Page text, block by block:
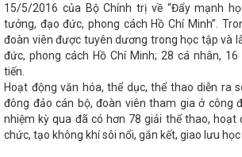
mặt
Kỳ họp thứ 34, HĐND tỉnh: Đại biểu
Không để lọt vào Trung ương người giàu bất
Quyết tâm tạo đột phá, đưa Hà Tĩnh phát
Quan tâm hoàn thiện cơ sở hạ tầng tại
Tập trung tháo gỡ vướng mắc, đẩy
với Tổng Công ty Tân cảng Sài Gòn về duy trì
DIỄN TẬP ỨNG PHÓ SỰ CỐ HÓA CHẤT
CHẤT MỎ HÀ TĨNH
Bộ Công Thương ban
tác quản lý, kiểm soát hóa chất cần kiểm
lĩnh vực công nghiệp
Hỗ trợ cơ sở
15/5/2016 của Bộ Chính trị về “Đẩy mạnh
tưởng, đạo đức, phong cách Hồ Chí Minh”.
đoàn viên được tuyên dương trong học tập và
đức, phong cách Hồ Chí Minh; 28 cá nhân,
tiến.
Hoạt động văn hóa, thể dục, thể thao diễn ra
đông đảo cán bộ, đoàn viên tham gia ở công
nhiệm kỳ qua đã có hơn 78 giải thể thao, hoạt
chức, tạo không khí sôi nổi, gắn kết, giao lưu học